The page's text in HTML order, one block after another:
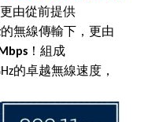
由從前提供
的無線傳輸下，更由
！組成
的卓越無線速度，